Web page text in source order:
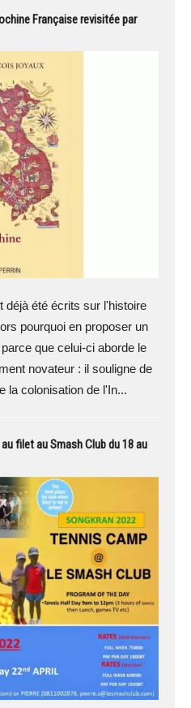
Française revisitée par
déjà été écrits sur l'histoire
pourquoi en proposer un
que celui-ci aborde le
novateur : il souligne de
la colonisation de l'In...
filet au Smash Club du 18 au